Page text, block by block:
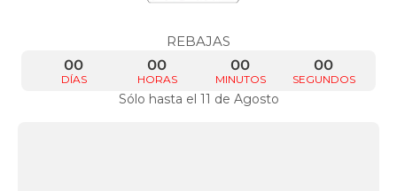
REBAJAS
DÍAS
00
HORAS
00
MINUTOS
00
SEGUNDOS
00
Sólo hasta el 11 de Agosto